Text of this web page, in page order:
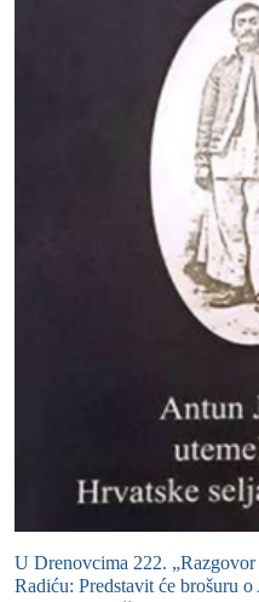
U Drenovcima 222.
Radiću: Predstavit će brošuru